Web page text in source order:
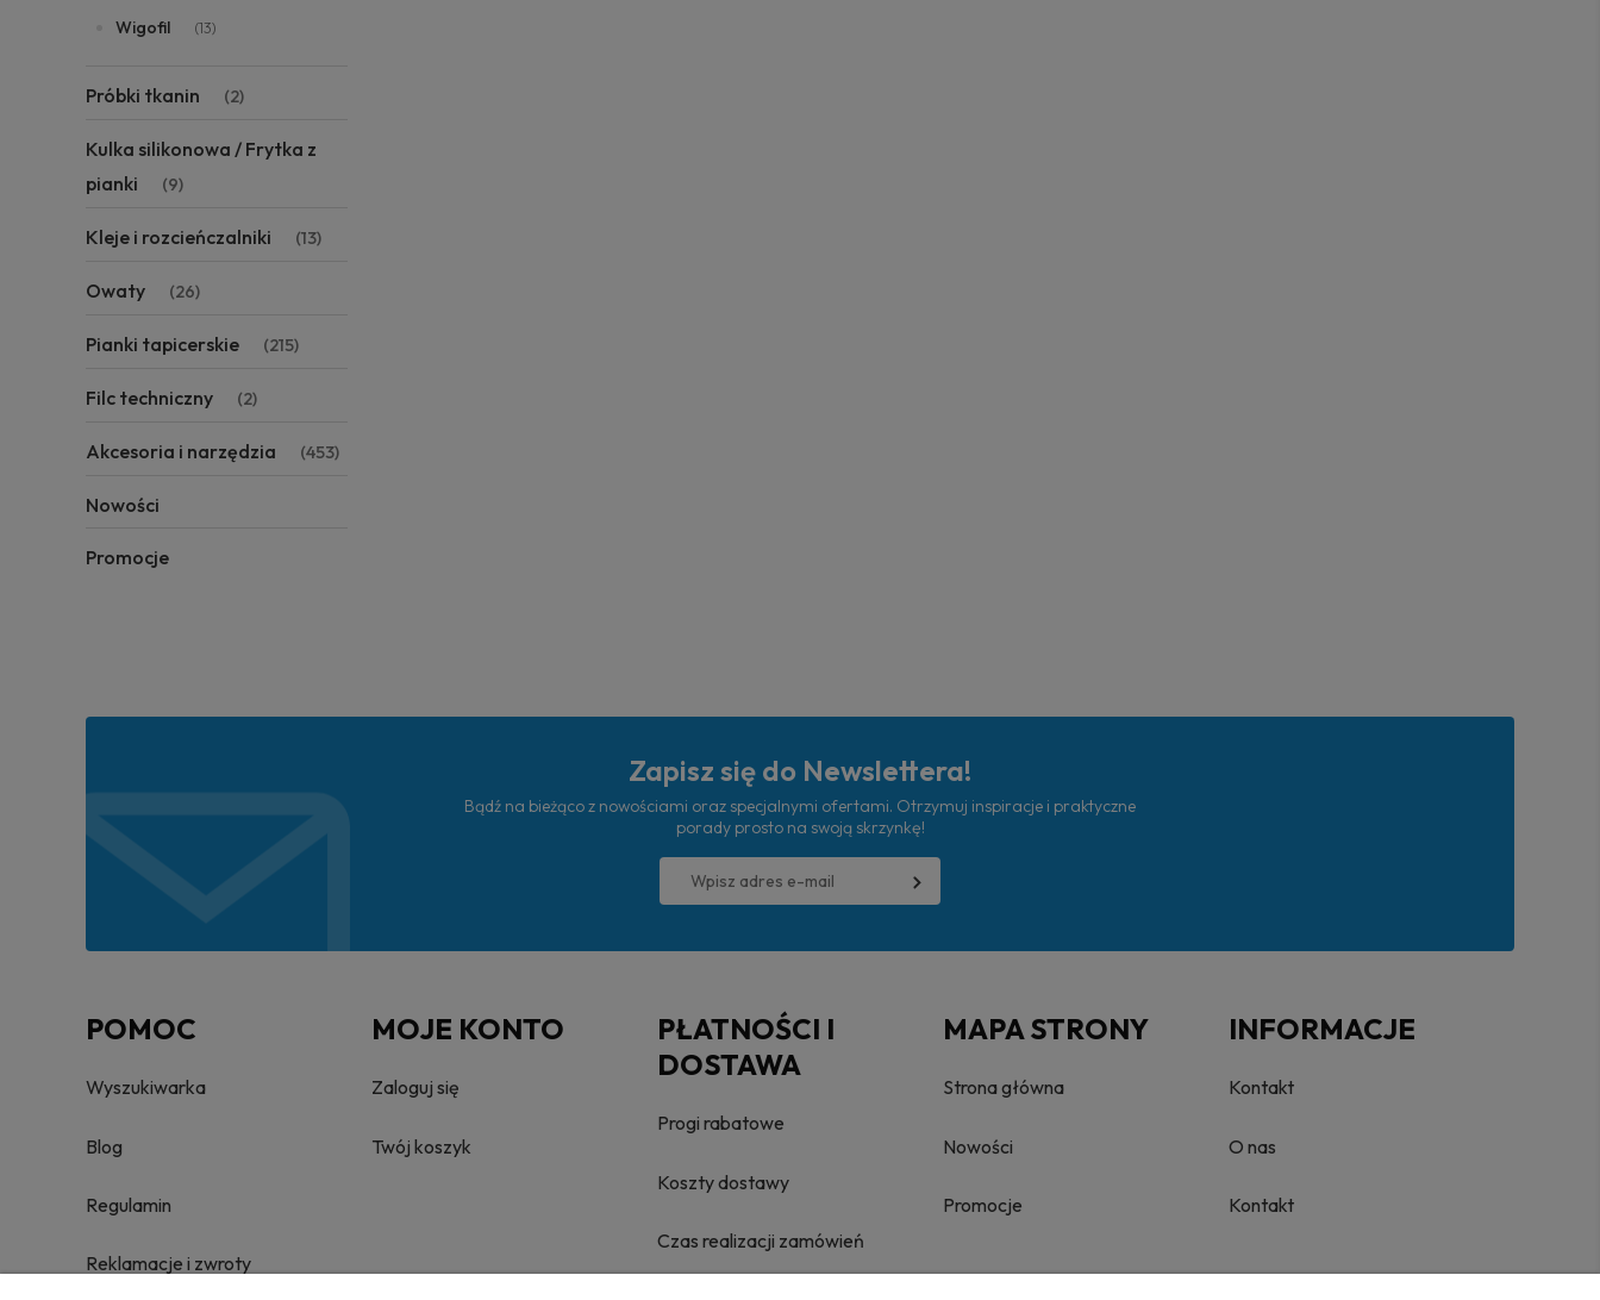
Wigofil (13)
Próbki tkanin (2)
Kulka silikonowa / Frytka z
pianki
(9)
Kleje i rozcieńczalniki (13)
Owaty (26)
Pianki tapicerskie (215)
Filc techniczny (2)
Akcesoria i narzędzia (453)
Nowości
Promocje
Zapisz się do Newslettera!
Bądź na bieżąco z nowościami oraz specjalnymi ofertami. Otrzymuj inspiracje i praktyczne
porady prosto na swoją skrzynkę!
POMOC
Wyszukiwarka
Blog
Regulamin
Reklamacje i zwroty
MOJE KONTO
Zaloguj się
Twój koszyk
PŁATNOŚCI I
DOSTAWA
Progi rabatowe
Koszty dostawy
Czas realizacji zamówień
MAPA STRONY
Strona główna
Nowości
Promocje
INFORMACJE
Kontakt
O nas
Kontakt